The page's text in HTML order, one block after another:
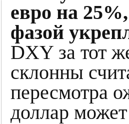
евро на
фазой
DXY за тот
склонны
пересмотра
доллар может